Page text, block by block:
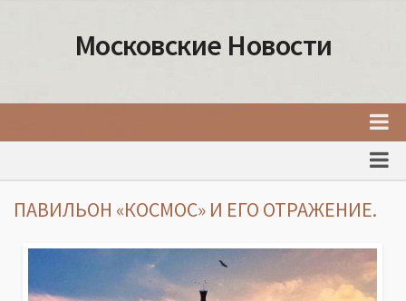
Московские Новости
Интересные места Москвы
Факты о Москве
ПАВИЛЬОН «КОСМОС» И ЕГО ОТРАЖЕНИЕ.